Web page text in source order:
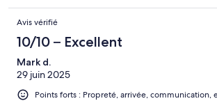
Avis vérifié
10/10 – Excellent
Mark d.
29 juin 2025
Points forts : Propreté, arrivée, communication,